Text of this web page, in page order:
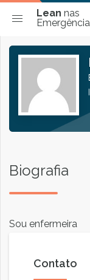
Lean nas
Biografia
Sou enfermeira
Contato